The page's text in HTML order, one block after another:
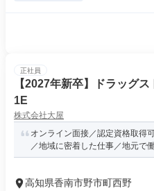
正社員
【2027年新卒】ドラッグ
1E
株式会社大屋
オンライン面接／認定資格取得
／地域に密着した仕事／地元で
高知県香南市野市町西野